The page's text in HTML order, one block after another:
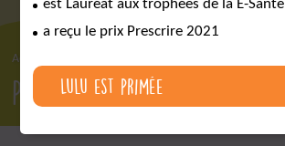
Accueil
Posture vicieuse
est Lauréat aux trophées de la E-Santé
a reçu le prix Prescrire 2021
Lulu est primée